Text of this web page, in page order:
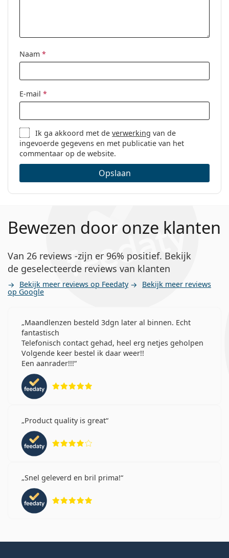
Naam *
E-mail *
Ik ga akkoord met deverwerking van de
ingevoerde gegevens en met publicatie van het
commentaar op de website.
Opslaan
Bewezen door onze klanten
Van 26 reviews -zijn er 96% positief. Bekijk
de geselecteerde reviews van klanten
Bekijk meer reviews op Feedaty Bekijk meer reviews
op Google
Maandlenzen besteld 3dgn later al binnen. Echt
fantastisch
Telefonisch contact gehad, heel erg netjes geholpen
Volgende keer bestel ik daar weer!!
Een aanrader!!!
Product quality is great
Snel geleverd en bril prima!